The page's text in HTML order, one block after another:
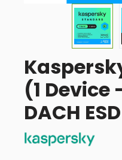
(1 Device
DACH ESD